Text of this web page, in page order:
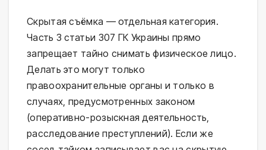
Скрытая съёмка — отдельная категория.
Часть 3 статьи 307 ГК Украины прямо
запрещает тайно снимать физическое лицо.
Делать это могут только
правоохранительные органы и только в
случаях, предусмотренных законом
(оперативно-розыскная деятельность,
расследование преступлений). Если же